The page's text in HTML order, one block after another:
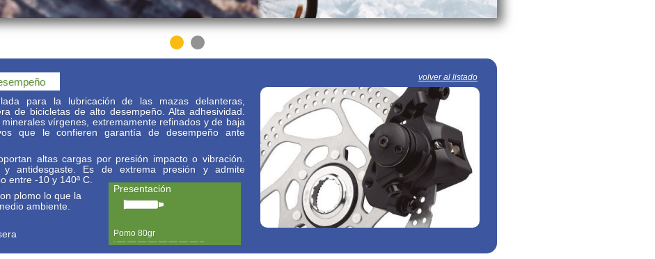
volver al listado
para la lubricación de las mazas delanteras,
de bicicletas de alto desempeño. Alta adhesividad.
vírgenes, extremamente refinados y de baja
que le confieren garantía de desempeño ante
altas cargas por presión impacto o vibración.
y antidesgaste. Es de extrema presión y admite
entre -10 y 140ª C.
plomo lo que la
ambiente.
Presentación
Pomo 80gr